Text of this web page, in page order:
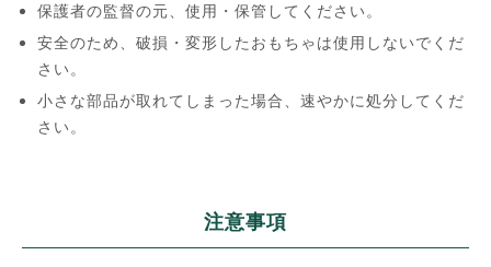
保護者の監督の元、使用・保管してください。
安全のため、破損・変形したおもちゃは使用しないでくだ
さい。
小さな部品が取れてしまった場合、速やかに処分してくだ
さい。
注意事項